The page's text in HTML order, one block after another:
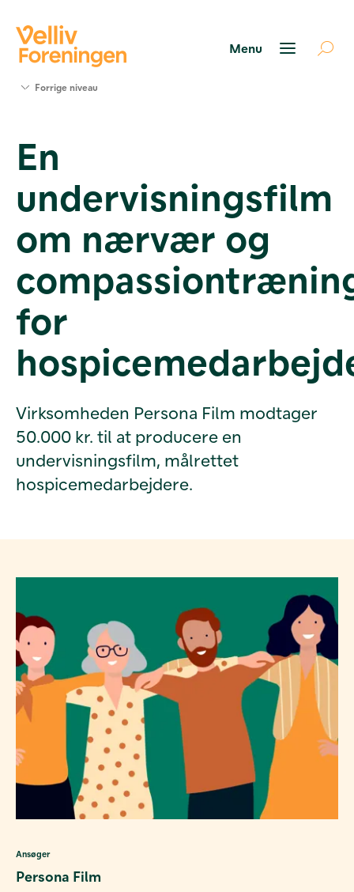
Værktøjer
og viden
Foreningen
os
Forrige niveau
En
undervisningsfilm
om nærvær og
for
Virksomheden Persona Film modtager
50.000 kr. til at producere en
undervisningsfilm, målrettet
hospicemedarbejdere.
Ansøger
Persona Film